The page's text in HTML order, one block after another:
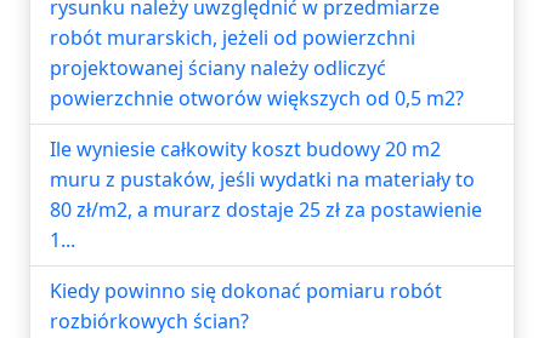
rysunku należy uwzględnić w przedmiarze
robót murarskich, jeżeli od powierzchni
projektowanej ściany należy odliczyć
powierzchnie otworów większych od 0,5 m2?
Ile wyniesie całkowity koszt budowy 20 m2
muru z pustaków, jeśli wydatki na materiały to
80 zł/m2, a murarz dostaje 25 zł za postawienie
1...
Kiedy powinno się dokonać pomiaru robót
rozbiórkowych ścian?